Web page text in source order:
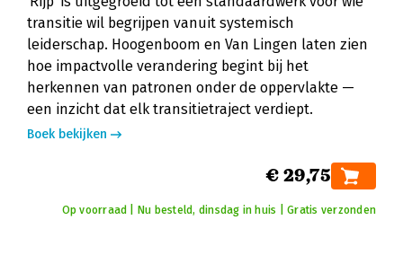
transitie wil begrijpen vanuit systemisch
leiderschap. Hoogenboom en Van Lingen laten zien
hoe impactvolle verandering begint bij het
herkennen van patronen onder de oppervlakte —
een inzicht dat elk transitietraject verdiept.
Boek bekijken
€ 29,75
Op voorraad | Nu besteld, dinsdag in huis | Gratis verzonden